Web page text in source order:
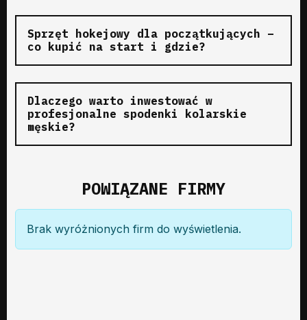
Sprzęt hokejowy dla początkujących –
co kupić na start i gdzie?
Dlaczego warto inwestować w
profesjonalne spodenki kolarskie
męskie?
POWIĄZANE FIRMY
Brak wyróżnionych firm do wyświetlenia.